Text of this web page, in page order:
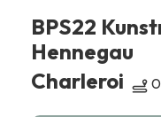
BPS22
Hennegau
Charleroi